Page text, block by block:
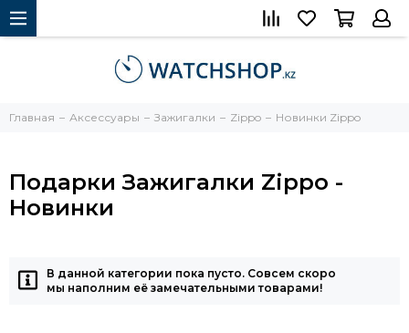
Главная Аксессуары Зажигалки Zippo Новинки Zippo
Подарки Зажигалки Zippo -
Новинки
В данной категории пока пусто. Совсем скоро
мы наполним её замечательными товарами!